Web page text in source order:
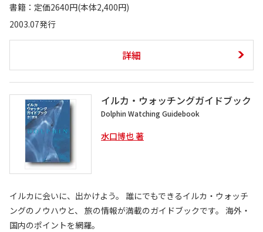
書籍：定価2640円(本体2,400円)
2003.07発行
詳細
イルカ・ウォッチングガイドブック
Dolphin Watching Guidebook
水口博也 著
イルカに会いに、出かけよう。 誰にでもできるイルカ・ウォッチ
ングのノウハウと、 旅の情報が満載のガイドブックです。 海外・
国内のポイントを網羅。